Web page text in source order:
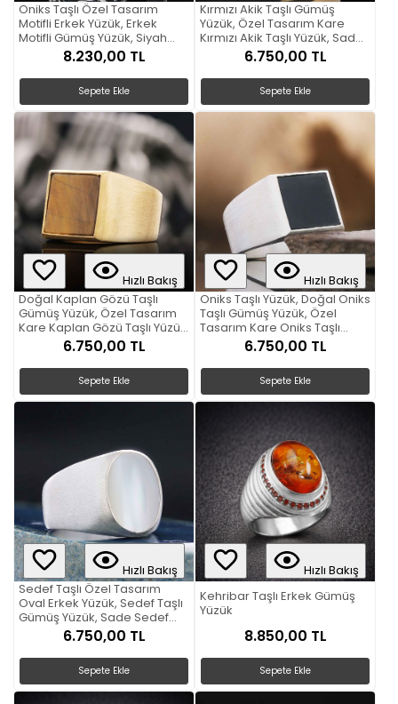
Oniks Taşlı Özel Tasarım
Motifli Erkek Yüzük, Erkek
Motifli Gümüş Yüzük, Siyah
Akik Yüzük8.230,00 TL
Sepete Ekle
Kırmızı Akik Taşlı Gümüş
Yüzük, Özel Tasarım Kare
Kırmızı Akik Taşlı Yüzük, Sade
Kırmızı Akik Taşlı Yüzük
6.750,00 TL
Sepete Ekle
Hızlı Bakış
Doğal Kaplan Gözü Taşlı
Gümüş Yüzük, Özel Tasarım
Kare Kaplan Gözü Taşlı Yüzük,
Sade Kaplan Gözü Taşlı
6.750,00 TL
Sepete Ekle
Hızlı Bakış
Oniks Taşlı Yüzük, Doğal Oniks
Taşlı Gümüş Yüzük, Özel
Tasarım Kare Oniks Taşlı
6.750,00 TL
Sepete Ekle
Hızlı Bakış
Sedef Taşlı Özel Tasarım
Oval Erkek Yüzük, Sedef Taşlı
Gümüş Yüzük, Sade Sedef
Taşlı Yüzük6.750,00 TL
Sepete Ekle
Hızlı Bakış
Kehribar Taşlı Erkek Gümüş
Yüzük
8.850,00 TL
Sepete Ekle